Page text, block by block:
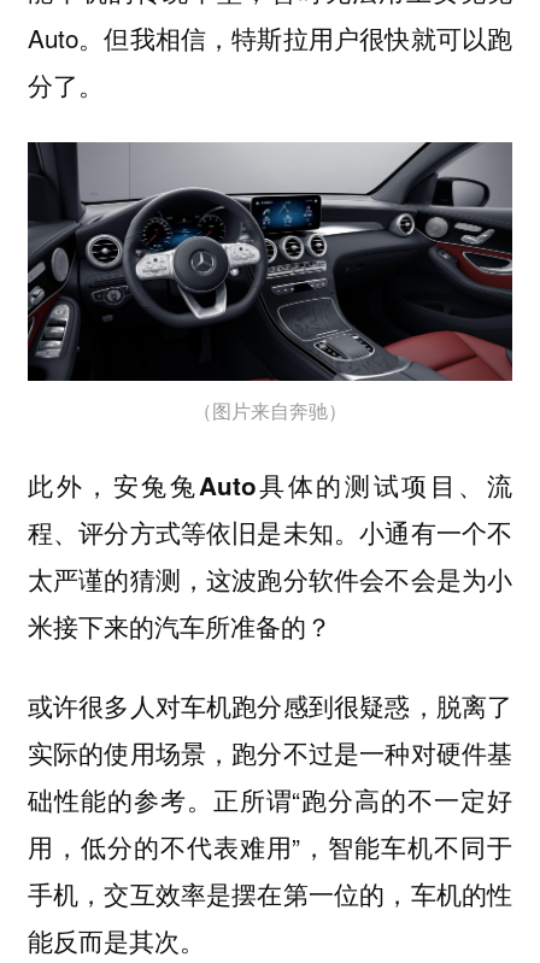
Auto。但我相信，特斯拉用户很快就可以跑
分了。
（图片来自奔驰）
此外，安兔兔Auto具体的测试项目、流
程、评分方式等依旧是未知。小通有一个不
太严谨的猜测，这波跑分软件会不会是为小
米接下来的汽车所准备的？
或许很多人对车机跑分感到很疑惑，脱离了
实际的使用场景，跑分不过是一种对硬件基
础性能的参考。正所谓“跑分高的不一定好
用，低分的不代表难用”，智能车机不同于
手机，交互效率是摆在第一位的，车机的性
能反而是其次。